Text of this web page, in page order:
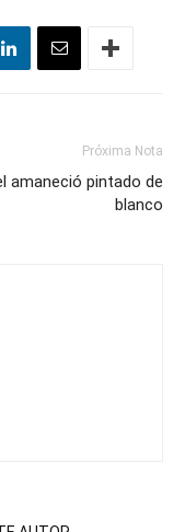
Próxima Nota
amaneció pintado de
blanco